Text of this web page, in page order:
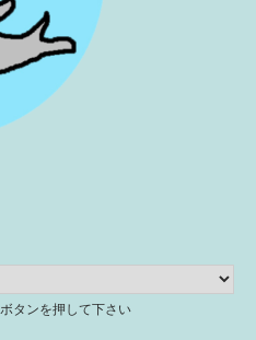
タンを押して下さい